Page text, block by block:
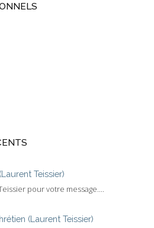
Teissier)
pour votre message....
(Laurent Teissier)